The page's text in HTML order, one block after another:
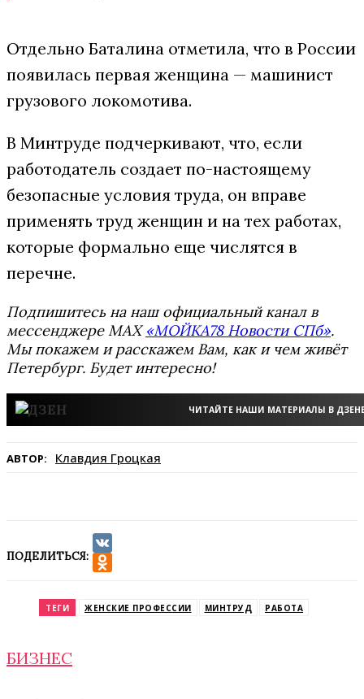
Отдельно Баталина отметила, что в России
появилась первая женщина — машинист
грузового локомотива.
В Минтруде подчеркивают, что, если
работодатель создает по-настоящему
безопасные условия труда, он вправе
применять труд женщин и на тех работах,
которые формально еще числятся в
перечне.
Подпишитесь на наш официальный канал в
мессенджере MAX«МОЙКА78 Новости СПб».
Мы покажем и расскажем Вам, как и чем живёт
Петербург. Будет интересно!
ЧИТАЙТЕ НАШИ МАТЕРИАЛЫ В
АВТОР: Клавдия Гроцкая
ПОДЕЛИТЬСЯ:
VK
ТЕГИ ЖЕНСКИЕ ПРОФЕССИИ МИНТРУД РАБОТА
БИЗНЕС